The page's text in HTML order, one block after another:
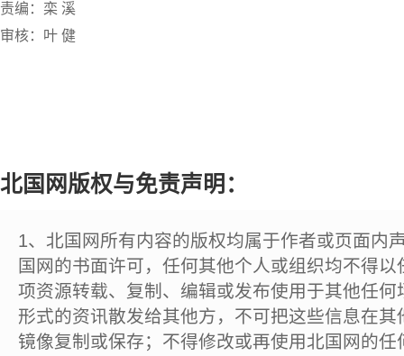
责编：栾 溪
审核：叶 健
北国网版权与免责声明：
1、北国网所有内容的版权均属于作者或页面内
国网的书面许可，任何其他个人或组织均不得
项资源转载、复制、编辑或发布使用于其他任
形式的资讯散发给其他方，不可把这些信息在
镜像复制或保存；不得修改或再使用北国网的